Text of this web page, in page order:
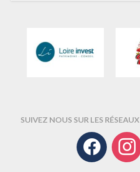
SUIVEZ NOUS SUR LES RÉSEAUX